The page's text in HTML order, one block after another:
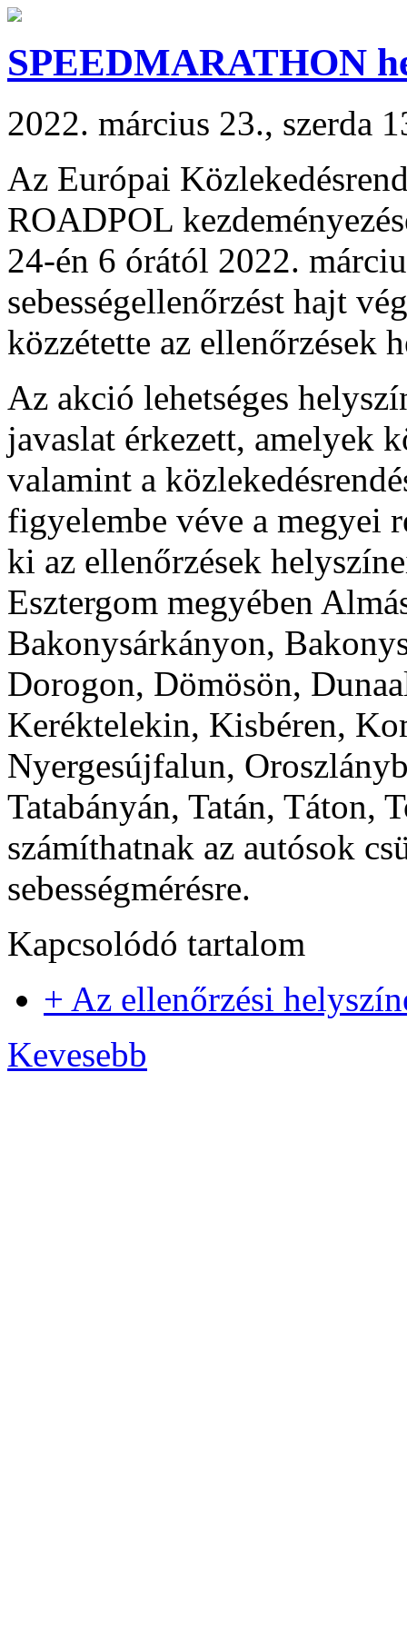
SPEEDMARATHON
2022. március 23., szerda
Az Európai
ROADPOL
24-én 6 órától 2022.
sebességellenőrzést hajt
közzétette az ellenőrzések
Az akció lehetséges
javaslat érkezett, amelyek
valamint a
figyelembe véve a megyei
ki az ellenőrzések
Esztergom megyében
Bakonysárkányon,
Dorogon, Dömösön,
Keréktelekin, Kisbéren,
Nyergesújfalun,
Tatabányán, Tatán, Táton,
számíthatnak az autósok
sebességmérésre.
Kapcsolódó tartalom
+ Az ellenőrzési
Kevesebb